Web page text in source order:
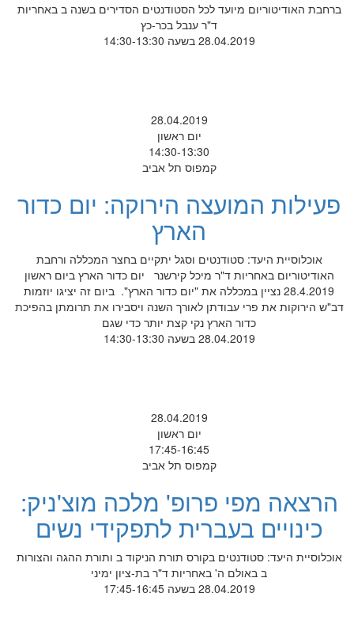
ברחבת האודיטוריום מיועד לכל הסטודנטים הסדירים בשנה ב באחריות
ד"ר ענבל בכר-כץ
28.04.2019 בשעה 14:30-13:30
28.04.2019
יום ראשון
14:30-13:30
קמפוס תל אביב
פעילות המועצה הירוקה: יום כדור
הארץ
אוכלוסיית היעד: סטודנטים וסגל יתקיים בחצר המכללה ורחבת
האודיטוריום באחריות ד"ר מיכל קירשנר יום כדור הארץ ביום ראשון
28.4.2019 נציין במכללה את "יום כדור הארץ". ביום זה יציגו יוזמות
דב"ש הירוקות את פרי עבודתן לאורך השנה ויסבירו את תרומתן בהפיכת
כדור הארץ נקי קצת יותר כדי שגם
28.04.2019 בשעה 14:30-13:30
28.04.2019
יום ראשון
17:45-16:45
קמפוס תל אביב
הרצאה מפי פרופ' מלכה מוצ'ניק:
כינויים בעברית לתפקידי נשים
אוכלוסיית היעד: סטודנטים בקורס תורת הניקוד ב ותורת ההגה והצורות
ב באולם ה' באחריות ד"ר בת-ציון ימיני
28.04.2019 בשעה 17:45-16:45